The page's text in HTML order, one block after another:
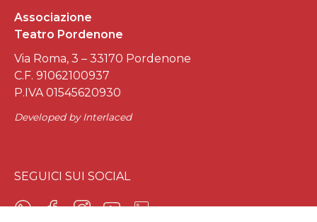
Associazione
Teatro Pordenone
Via Roma, 3 – 33170 Pordenone
C.F. 91062100937
P.IVA 01545620930
Developed by Interlaced
SEGUICI SUI SOCIAL